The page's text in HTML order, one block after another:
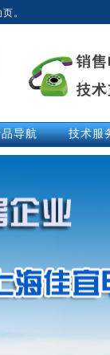
。
导航
力计
拉力计
拉力计
子测力计
测力仪
测力计
拉力计
技术服
技术文